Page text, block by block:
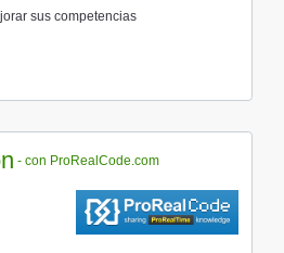
sus competencias
- con ProRealCode.com